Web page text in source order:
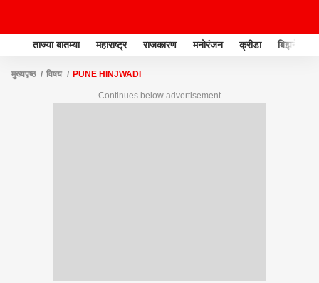
ताज्या बातम्या महाराष्ट्र राजकारण मनोरंजन क्रीडा बिझनेस
मुख्यपृष्ठ विषय PUNE HINJWADI
Continues below advertisement